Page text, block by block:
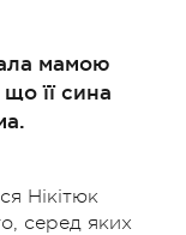
мамою
її сина
Нікітюк
серед яких